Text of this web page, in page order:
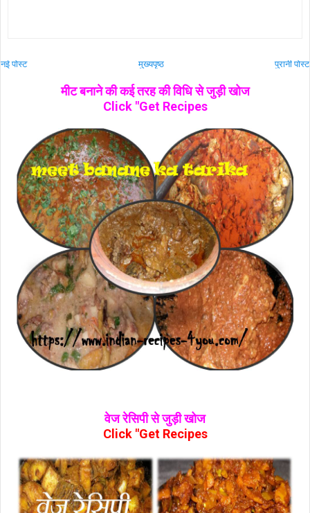
नई पोस्ट पुरानी पोस्ट
मुख्यपृष्ठ
मीट बनाने की कई तरह की विधि से जुड़ी खोज
Click "Get Recipes
वेज रेसिपी से जुड़ी खोज
Click "Get Recipes